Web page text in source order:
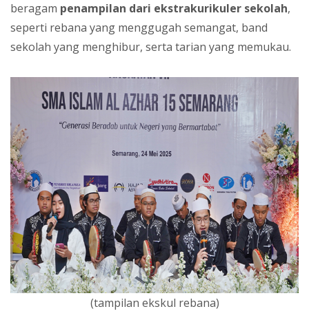
beragam penampilan dari ekstrakurikuler sekolah,
seperti rebana yang menggugah semangat, band
sekolah yang menghibur, serta tarian yang memukau.
(tampilan ekskul rebana)